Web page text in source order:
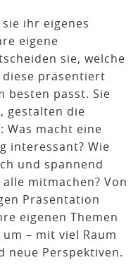
ihr eigenes
eigene
sie, welche
diese präsentiert
besten passt. Sie
gestalten die
Was macht eine
interessant? Wie
und spannend
mitmachen? Von
Präsentation
eigenen Themen
– mit viel Raum
neue Perspektiven.